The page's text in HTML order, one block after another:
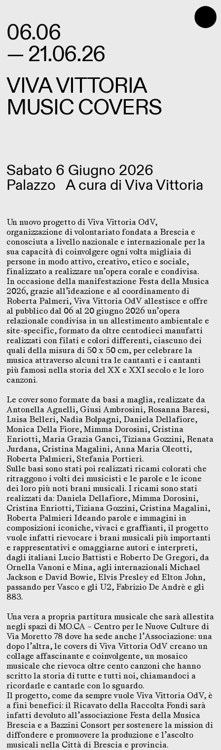
⬤
06.06
— 21.06.26
VIVA VITTORIA
MUSIC COVERS
Sabato 6 Giugno 2026
Palazzo A cura di Viva Vittoria
Un nuovo progetto di Viva Vittoria OdV,
organizzazione di volontariato fondata a Brescia e
conosciuta a livello nazionale e internazionale per la
sua capacità di coinvolgere ogni volta migliaia di
persone in modo attivo, creativo, etico e sociale,
finalizzato a realizzare un’opera corale e condivisa.
In occasione della manifestazione Festa della Musica
2026, grazie all’ideazione e al coordinamento di
Roberta Palmeri, Viva Vittoria OdV allestisce e offre
al pubblico dal 06 al 20 giugno 2026 un’opera
relazionale condivisa in un allestimento ambientale e
site-specific, formato da oltre centodieci manufatti
realizzati con filati e colori differenti, ciascuno dei
quali della misura di 50 x 50 cm, per celebrare la
musica attraverso alcuni tra le cantanti e i cantanti
più famosi nella storia del XX e XXI secolo e le loro
canzoni.
Le cover sono formate da basi a maglia, realizzate da
Antonella Agnelli, Giusi Ambrosini, Rosanna Baresi,
Luisa Belleri, Nadia Bolpagni, Daniela Dellafiore,
Monica Della Fiore, Mimma Dorosini, Cristina
Enriotti, Maria Grazia Ganci, Tiziana Gozzini, Renata
Jurdana, Cristina Magalini, Anna Maria Oleotti,
Roberta Palmieri, Stefania Portieri.
Sulle basi sono stati poi realizzati ricami colorati che
ritraggono i volti dei musicisti e le parole e le icone
dei loro più noti brani musicali. I ricami sono stati
realizzati da: Daniela Dellafiore, Mimma Dorosini,
Cristina Enriotti, Tiziana Gozzini, Cristina Magalini,
Roberta Palmieri Ideando parole e immagini in
composizioni iconiche, vivaci e graffianti, il progetto
vuole infatti rievocare i brani musicali più importanti
e rappresentativi e omaggiarne autori e interpreti,
dagli italiani Lucio Battisti e Roberto De Gregori, da
Ornella Vanoni e Mina, agli internazionali Michael
Jackson e David Bowie, Elvis Presley ed Elton John,
passando per Vasco e gli U2, Fabrizio De Andrè e gli
883.
Una vera a propria partitura musicale che sarà allestita
negli spazi di MO.CA – Centro per le Nuove Culture di
Via Moretto 78 dove ha sede anche l’Associazione: una
dopo l’altra, le covers di Viva Vittoria OdV creano un
collage affascinante e coinvolgente, un mosaico
musicale che rievoca oltre cento canzoni che hanno
scritto la storia di tutte e tutti noi, chiamandoci a
ricordarle e cantarle con lo sguardo.
Il progetto, come da sempre vuole Viva Vittoria OdV, è
a fini benefici: il Ricavato della Raccolta Fondi sarà
infatti devoluto all’associazione Festa della Musica
Brescia e a Bazzini Consort per sostenere la mission di
diffondere e promuovere la produzione e l’ascolto
musicali nella Città di Brescia e provincia.